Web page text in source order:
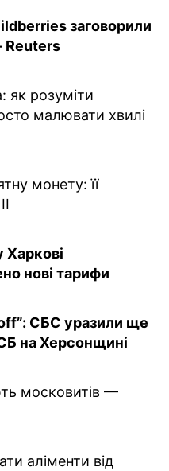
заговорили
Reuters
як розуміти
малювати хвилі
монету: її
Харкові
нові тарифи
СБС уразили ще
на Херсонщині
московитів —
аліменти від